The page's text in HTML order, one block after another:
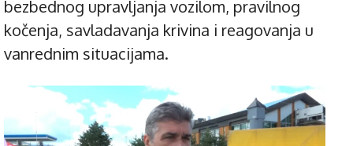
bezbednog upravljanja vozilom, pravilnog
kočenja, savladavanja krivina i reagovanja u
vanrednim situacijama.